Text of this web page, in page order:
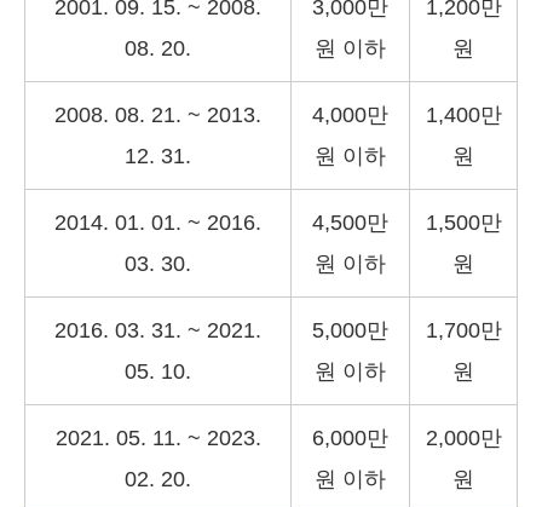
2001. 09. 15. ~ 2008.
08. 20.
3,000만
원 이하
1,200만
원
2008. 08. 21. ~ 2013.
12. 31.
4,000만
원 이하
1,400만
원
2014. 01. 01. ~ 2016.
03. 30.
4,500만
원 이하
1,500만
원
2016. 03. 31. ~ 2021.
05. 10.
5,000만
원 이하
1,700만
원
2021. 05. 11. ~ 2023.
02. 20.
6,000만
원 이하
2,000만
원